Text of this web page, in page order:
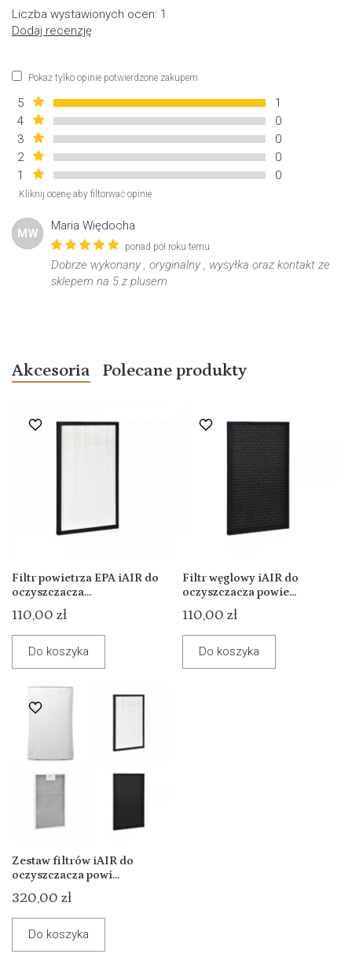
Liczba wystawionych ocen: 1
Dodaj recenzję
Pokaż tylko opinie potwierdzone zakupem
5
1
4
0
3
0
2
0
1
0
Kliknij ocenę aby filtorwać opinie
MW
Maria Więdocha
ponad pół roku temu
Dobrze wykonany , oryginalny , wysyłka oraz kontakt ze
sklepem na 5 z plusem
Akcesoria Polecane produkty
Filtr powietrza EPA iAIR do
oczyszczacza...
110,00 zł
Do koszyka
Filtr węglowy iAIR do
oczyszczacza powie...
110,00 zł
Do koszyka
Zestaw filtrów iAIR do
oczyszczacza powi...
320,00 zł
Do koszyka